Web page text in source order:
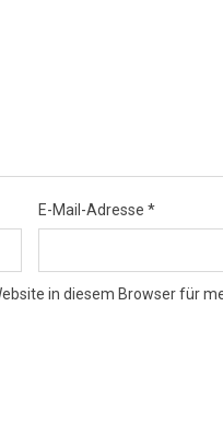
E-Mail-Adresse *
in diesem Browser für